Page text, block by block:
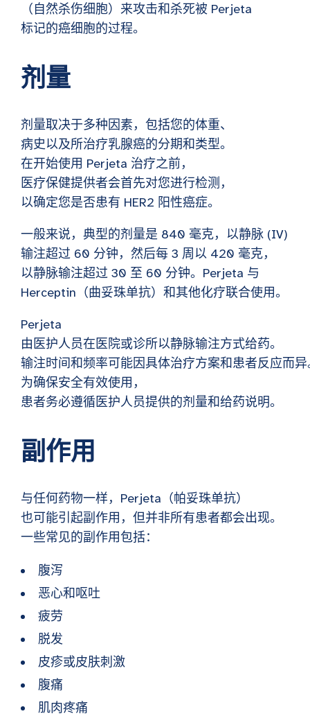
（自然杀伤细胞）来攻击和杀死被 Perjeta
标记的癌细胞的过程。
剂量
剂量取决于多种因素，包括您的体重、
病史以及所治疗乳腺癌的分期和类型。
在开始使用 Perjeta 治疗之前，
医疗保健提供者会首先对您进行检测，
以确定您是否患有 HER2 阳性癌症。
一般来说，典型的剂量是 840 毫克，以静脉 (IV)
输注超过 60 分钟，然后每 3 周以 420 毫克，
以静脉输注超过 30 至 60 分钟。Perjeta 与
Herceptin（曲妥珠单抗）和其他化疗联合使用。
Perjeta
由医护人员在医院或诊所以静脉输注方式给药。
输注时间和频率可能因具体治疗方案和患者反应而异
为确保安全有效使用，
患者务必遵循医护人员提供的剂量和给药说明。
副作用
与任何药物一样，Perjeta（帕妥珠单抗）
也可能引起副作用，但并非所有患者都会出现。
一些常见的副作用包括：
腹泻
恶心和呕吐
疲劳
脱发
皮疹或皮肤刺激
腹痛
肌肉疼痛